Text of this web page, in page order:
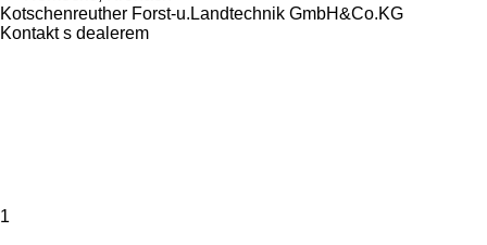
Kotschenreuther Forst-u.Landtechnik GmbH&Co.KG
Kontakt s dealerem
1